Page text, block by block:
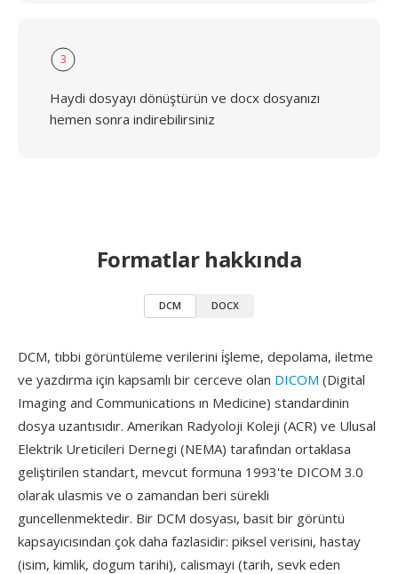
3
Haydi dosyayı dönüştürün ve docx dosyanızı
hemen sonra indirebilirsiniz
Formatlar hakkında
DCM DOCX
DCM, tıbbi görüntüleme verilerini i̇şleme, depolama, iletme
ve yazdırma için kapsamlı bir cerceve olan DICOM (Digital
Imaging and Communications ın Medicine) standardinin
dosya uzantısıdır. Amerikan Radyoloji Koleji (ACR) ve Ulusal
Elektrik Ureticileri Dernegi (NEMA) tarafından ortaklasa
geliştirilen standart, mevcut formuna 1993'te DICOM 3.0
olarak ulasmis ve o zamandan beri sürekli
guncellenmektedir. Bir DCM dosyası, basit bir görüntü
kapsayıcısından çok daha fazlasidir: piksel verisini, hastay
(isim, kimlik, dogum tarihi), calismayi (tarih, sevk eden